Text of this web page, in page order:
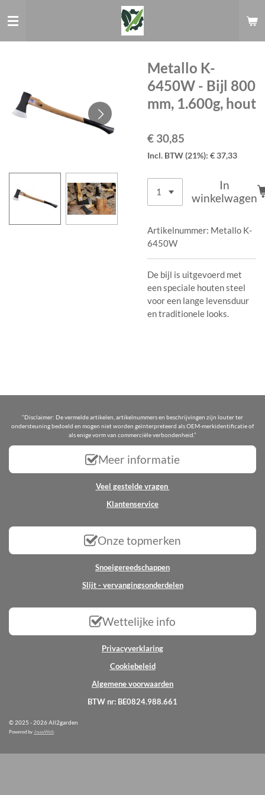
direct
Metallo K-
6450W - Bijl 800
mm, 1.600g, hout
€ 30,85
Incl. BTW (21%): € 37,33
In
winkelwagen
Artikelnummer: Metallo K-
6450W
De bijl is uitgevoerd met
een speciale houten steel
voor een lange levensduur
en traditionele looks.
“Disclaimer: De vermelde artikelen, artikelnummers en beschrijvingen zijn louter ter
ondersteuning bedoeld en mogen niet worden geïnterpreteerd als OEM-merkidentificatie of
als enige vorm van commerciële verbondenheid.”
Meer informatie
Veel gestelde vragen
Klantenservice
Onze topmerken
Snoeigereedschappen
Slijt - vervangingsonderdelen
Wettelijke info
Privacyverklaring
Cookiebeleid
Algemene voorwaarden
BTW nr: BE0824.988.661
© 2025 - 2026 All2garden
Powered by JouwWeb